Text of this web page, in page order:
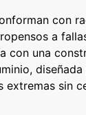
con
a
con una
extremas sin